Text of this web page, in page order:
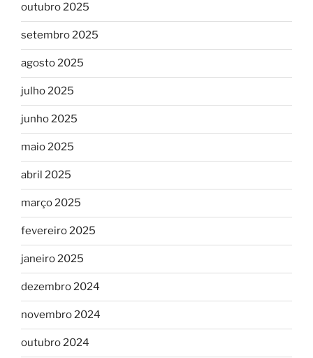
outubro 2025
setembro 2025
agosto 2025
julho 2025
junho 2025
maio 2025
abril 2025
março 2025
fevereiro 2025
janeiro 2025
dezembro 2024
novembro 2024
outubro 2024